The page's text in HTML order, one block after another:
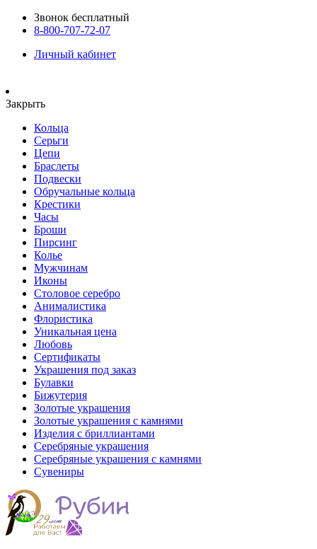
Звонок бесплатный
8-800-707-72-07
Личный кабинет
Закрыть
Кольца
Серьги
Цепи
Браслеты
Подвески
Обручальные кольца
Крестики
Часы
Броши
Пирсинг
Колье
Мужчинам
Иконы
Столовое серебро
Анималистика
Флористика
Уникальная цена
Любовь
Сертификаты
Украшения под заказ
Булавки
Бижутерия
Золотые украшения
Золотые украшения с камнями
Изделия с бриллиантами
Серебряные украшения
Серебряные украшения с камнями
Сувениры